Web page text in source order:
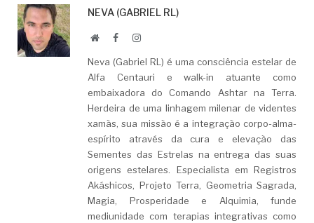
NEVA (GABRIEL RL)
WebsiteFacebookLinkedIn
Neva (Gabriel RL) é uma consciência estelar de
Alfa Centauri e walk-in atuante como
embaixadora do Comando Ashtar na Terra.
Herdeira de uma linhagem milenar de videntes
xamãs, sua missão é a integração corpo-alma-
espírito através da cura e elevação das
Sementes das Estrelas na entrega das suas
origens estelares. Especialista em Registros
Akáshicos, Projeto Terra, Geometria Sagrada,
Magia, Prosperidade e Alquimia, funde
mediunidade com terapias integrativas como